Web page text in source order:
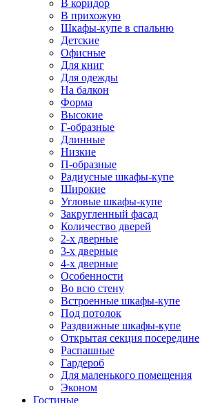
В коридор
В прихожую
Шкафы-купе в спальню
Детские
Офисные
Для книг
Для одежды
На балкон
Форма
Высокие
Г-образные
Длинные
Низкие
П-образные
Радиусные шкафы-купе
Широкие
Угловые шкафы-купе
Закругленный фасад
Количество дверей
2-х дверные
3-х дверные
4-х дверные
Особенности
Во всю стену
Встроенные шкафы-купе
Под потолок
Раздвижные шкафы-купе
Открытая секция посередине
Распашные
Гардероб
Для маленького помещения
Эконом
Гостиные